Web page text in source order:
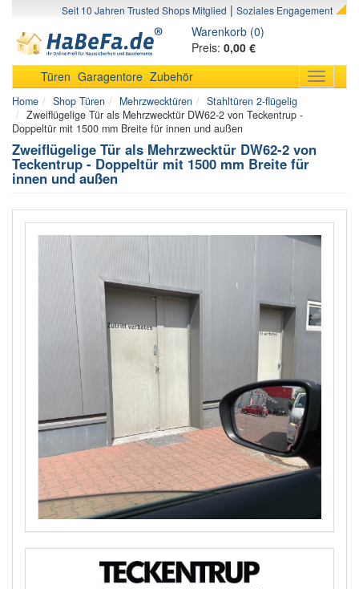
Seit 10 Jahren Trusted Shops Mitglied | Soziales Engagement
Warenkorb (0)
Preis: 0,00 €
Toggle
Türen Garagentore Zubehör
Home Shop Türen Mehrzwecktüren
Stahltüren 2-flügelig
Zweiflügelige Tür als Mehrzwecktür DW62-2 von Teckentrup -
Doppeltür mit 1500 mm Breite für innen und außen
Zweiflügelige Tür als Mehrzwecktür DW62-2 von
Teckentrup - Doppeltür mit 1500 mm Breite für
innen und außen